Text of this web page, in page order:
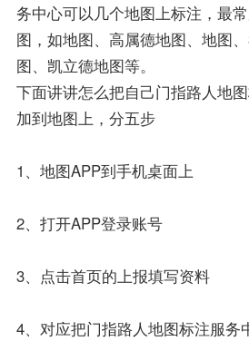
务中心可以几个地图上标注，最
图，如地图、高属德地图、地图
图、凯立德地图等。
下面讲讲怎么把自己门指路人地
加到地图上，分五步
1、地图APP到手机桌面上
2、打开APP登录账号
3、点击首页的上报填写资料
4、对应把门指路人地图标注服务